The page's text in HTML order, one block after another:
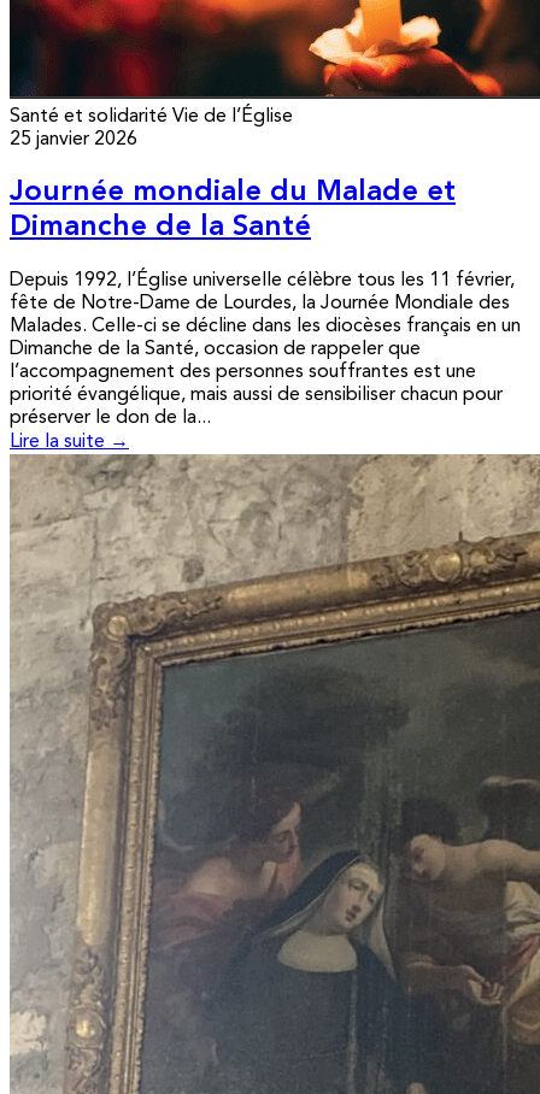
Santé et solidarité Vie de l’Église
25 janvier 2026
Journée mondiale du Malade et
Dimanche de la Santé
Depuis 1992, l’Église universelle célèbre tous les 11 février,
fête de Notre-Dame de Lourdes, la Journée Mondiale des
Malades. Celle-ci se décline dans les diocèses français en un
Dimanche de la Santé, occasion de rappeler que
l’accompagnement des personnes souffrantes est une
priorité évangélique, mais aussi de sensibiliser chacun pour
préserver le don de la...
Lire la suite →